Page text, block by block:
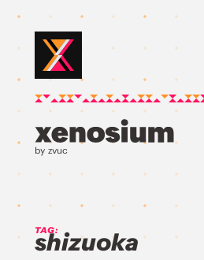
by zvuc
TAG:
shizuoka